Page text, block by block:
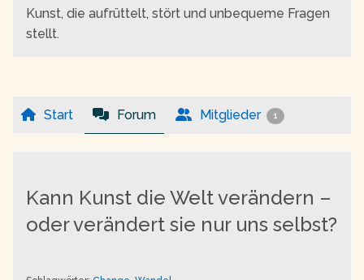
Kunst, die aufrüttelt, stört und unbequeme Fragen
stellt.
Start Forum Mitglieder 1
Kann Kunst die Welt verändern –
oder verändert sie nur uns selbst?